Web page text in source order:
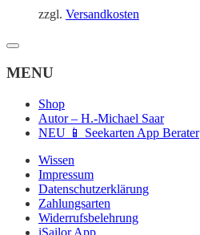
zzgl. Versandkosten
MENU
Shop
Autor – H.-Michael Saar
NEU 📱 Seekarten App Berater
Wissen
Impressum
Datenschutzerklärung
Zahlungsarten
Widerrufsbelehrung
iSailor App